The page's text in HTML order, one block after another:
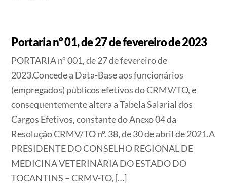
Portaria nº 01, de 27 de fevereiro de 2023
PORTARIA nº 001, de 27 de fevereiro de
2023.Concede a Data-Base aos funcionários
(empregados) públicos efetivos do CRMV/TO, e
consequentemente altera a Tabela Salarial dos
Cargos Efetivos, constante do Anexo 04 da
Resolução CRMV/TO nº. 38, de 30 de abril de 2021.A
PRESIDENTE DO CONSELHO REGIONAL DE
MEDICINA VETERINÁRIA DO ESTADO DO
TOCANTINS – CRMV-TO, […]